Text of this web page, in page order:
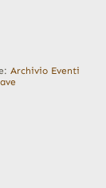
Archivio Eventi